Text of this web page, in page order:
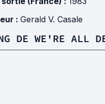
: Gerald V. Casale
DE WE'RE ALL